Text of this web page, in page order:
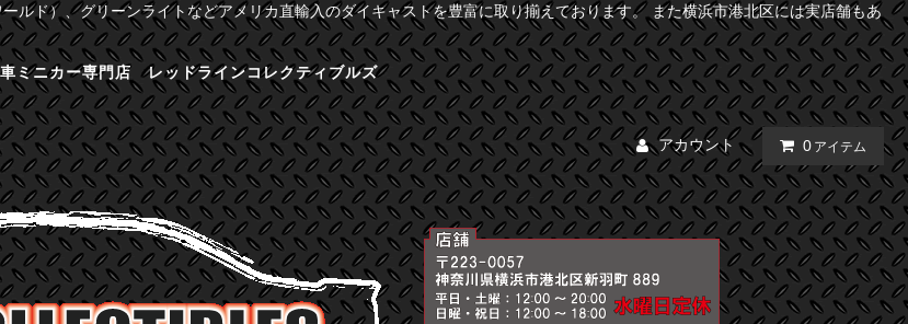
ルド）、グリーンライトなどアメリカ直輸入のダイキャストを豊富に取り揃えております。 また横浜市港北区には実店舗もあ
ミニカー専門店 レッドラインコレクティブルズ
アカウント 0 アイテム